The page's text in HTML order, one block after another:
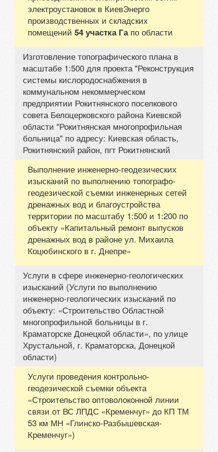
электроустановок в КиевЭнерго
производственных и складских
помещений 54 участка Гапо области
Изготовление топографического плана в
масштабе 1:500 для проекта "Реконструкция
системы кислородоснабжения в
коммунальном некоммерческом
предприятии Рокитнянского поселкового
совета Белоцерковского района Киевской
области "Рокитнянская многопрофильная
больница" по адресу: Киевская область,
Рокитнянский район, пгт Рокитнянский
Выполнение инженерно-геодезических
изысканий по выполнению топографо-
геодезической съемки инженерных сетей
дренажных вод и благоустройства
территории по масштабу 1:500 и 1:200 по
объекту «Капитальный ремонт выпусков
дренажных вод в районе ул. Михаила
Коцюбинского в г. Днепре»
Услуги в сфере инженерно-геологических
изысканий (Услуги по выполнению
инженерно-геологических изысканий по
объекту: «Строительство Областной
многопрофильной больницы в г.
Краматорске Донецкой области», по улице
Хрустальной, г. Краматорска, Донецкой
области)
Услуги проведения контрольно-
геодезической съемки объекта
«Строительство оптоволоконной линии
связи от ВС ЛПДС «Кременчуг» до КП ТМ
53 км МН «Глинско-Разбышевская-
Кременчуг»)